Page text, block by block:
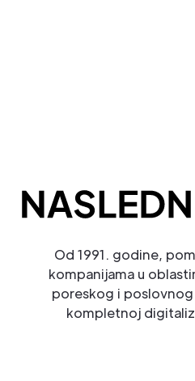
Od 1991. godine,
kompanijama u
poreskog i
kompletnoj